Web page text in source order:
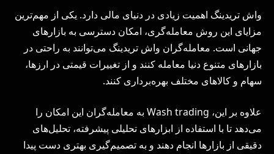
واش تریدینگ اهمیت زیادی در دنیای مالی دارد. یکی از مهم‌ترین
مزایای این روش معامله‌گری، امکان دسترسی به بازارهای
جهانی است. معامله‌گران واش تریدینگ می‌توانند به راحتی در
بازارهای متنوع دنیا معامله کنند و از تغییرات قیمتی در ارزها،
سهام و کالاهای مختلف بهره‌برداری کنند.
علاوه بر این، Wash trading به معامله‌گران این امکان را
می‌دهد تا با استفاده از ابزارهای تحلیلی پیشرفته، تحلیل‌های
دقیقی از بازارها انجام دهند و به تصمیم‌گیری بهتری دست پیدا